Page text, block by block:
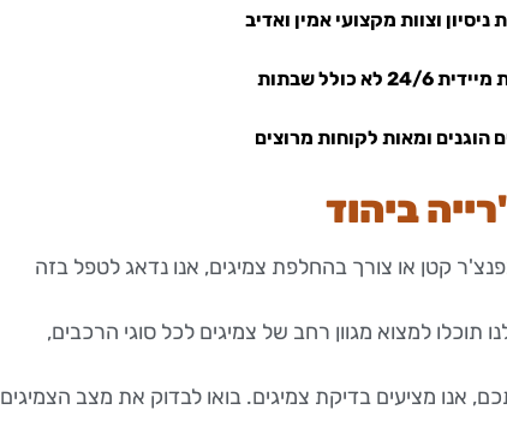
24/6 לא כולל שבתות
הוגנים ומאות לקוחות מרוצים
ביהוד
קטן או צורך בהחלפת צמיגים, אנו נדאג לטפל בזה
תוכלו למצוא מגוון רחב של צמיגים לכל סוגי הרכבים,
אנו מציעים בדיקת צמיגים. בואו לבדוק את מצב הצמיגים